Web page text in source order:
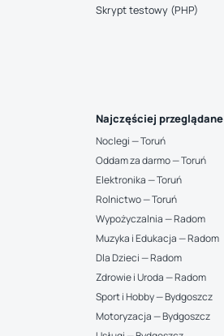
Skrypt testowy (PHP)
Najczęściej przeglądane
Noclegi — Toruń
Oddam za darmo — Toruń
Elektronika — Toruń
Rolnictwo — Toruń
Wypożyczalnia — Radom
Muzyka i Edukacja — Radom
Dla Dzieci — Radom
Zdrowie i Uroda — Radom
Sport i Hobby — Bydgoszcz
Motoryzacja — Bydgoszcz